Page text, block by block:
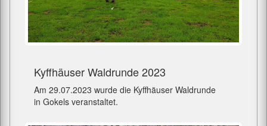
Kyffhäuser Waldrunde 2023
Am 29.07.2023 wurde die Kyffhäuser Waldrunde
in Gokels veranstaltet.